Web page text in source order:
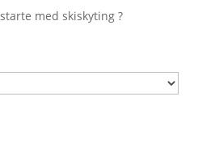
med skiskyting ?